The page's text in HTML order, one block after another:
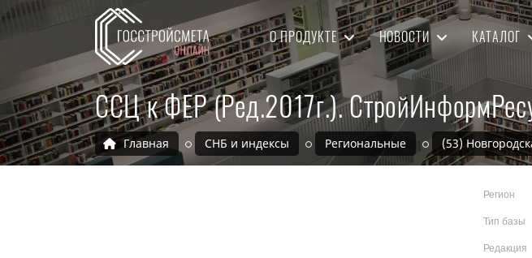
О ПРОДУКТЕ НОВОСТИ КАТАЛОГ
ССЦ к ФЕР (Ред.2017г.).
Главная СНБ и индексы Региональные (53)
Регион
Тип базы
Редакция